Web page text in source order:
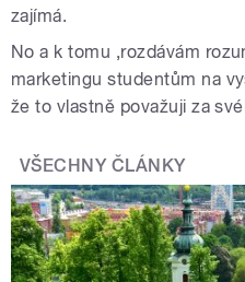
zajímá.
No a k tomu ‚rozdávám
marketingu studentům na
že to vlastně považuji za
VŠECHNY ČLÁNKY